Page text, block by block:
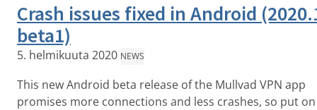
Crash issues fixed in Android
beta1)
5. helmikuuta 2020 NEWS
This new Android beta release of the Mullvad VPN app
promises more connections and less crashes, so put